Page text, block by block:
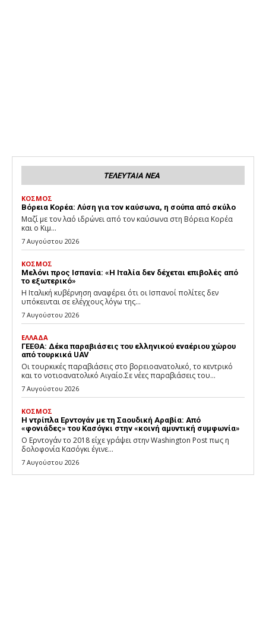
ΤΕΛΕΥΤΑΙΑ ΝΕΑ
ΚΟΣΜΟΣ
Βόρεια Κορέα: Λύση για τον καύσωνα, η σούπα από σκύλο
Μαζί με τον λαό ιδρώνει από τον καύσωνα στη Βόρεια Κορέα
και ο Κιμ...
7 Αυγούστου 2026
ΚΟΣΜΟΣ
Μελόνι προς Ισπανία: «Η Ιταλία δεν δέχεται επιβολές από
το εξωτερικό»
Η Ιταλική κυβέρνηση αναφέρει ότι οι Ισπανοί πολίτες δεν
υπόκεινται σε ελέγχους λόγω της...
7 Αυγούστου 2026
ΕΛΛΑΔΑ
ΓΕΕΘΑ: Δέκα παραβιάσεις του ελληνικού εναέριου χώρου
από τουρκικά UAV
Οι τουρκικές παραβιάσεις στο βορειοανατολικό, το κεντρικό
και το νοτιοανατολικό Αιγαίο.Σε νέες παραβιάσεις του...
7 Αυγούστου 2026
ΚΟΣΜΟΣ
Η ντρίπλα Ερντογάν με τη Σαουδική Αραβία: Από
«φονιάδες» του Κασόγκι στην «κοινή αμυντική συμφωνία»
Ο Ερντογάν το 2018 είχε γράψει στην Washington Post πως η
δολοφονία Κασόγκι έγινε...
7 Αυγούστου 2026